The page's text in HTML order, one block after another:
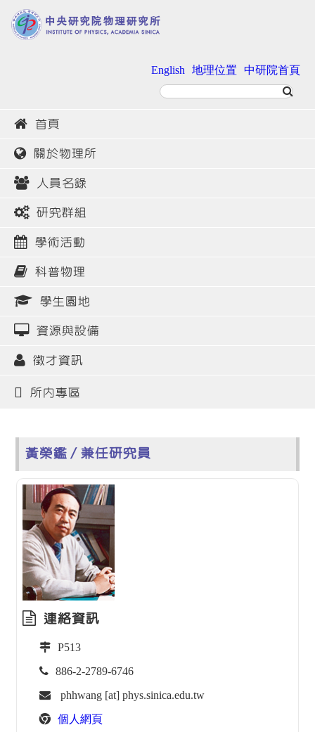
English 地理位置 中研院首頁
首頁
關於物理所
人員名錄
研究群組
學術活動
科普物理
學生園地
資源與設備
徵才資訊
所內專區
黃榮鑑 / 兼任研究員
連絡資訊
P513
886-2-2789-6746
phhwang [at] phys.sinica.edu.tw
個人網頁